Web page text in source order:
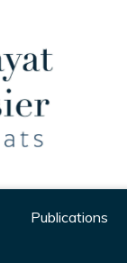
Publications